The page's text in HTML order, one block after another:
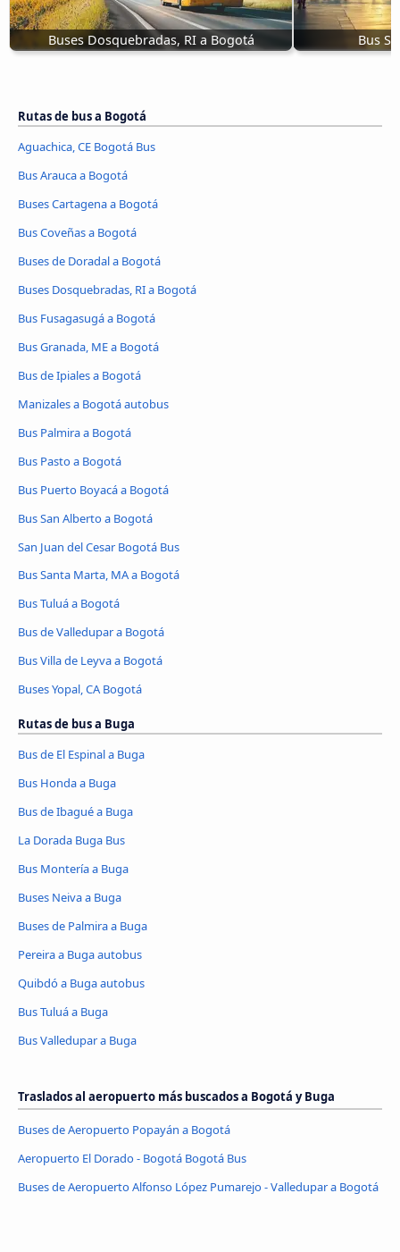
Buses Dosquebradas, RI a Bogotá Bus
Rutas de bus a Bogotá
Aguachica, CE Bogotá Bus
Bus Arauca a Bogotá
Buses Cartagena a Bogotá
Bus Coveñas a Bogotá
Buses de Doradal a Bogotá
Buses Dosquebradas, RI a Bogotá
Bus Fusagasugá a Bogotá
Bus Granada, ME a Bogotá
Bus de Ipiales a Bogotá
Manizales a Bogotá autobus
Bus Palmira a Bogotá
Bus Pasto a Bogotá
Bus Puerto Boyacá a Bogotá
Bus San Alberto a Bogotá
San Juan del Cesar Bogotá Bus
Bus Santa Marta, MA a Bogotá
Bus Tuluá a Bogotá
Bus de Valledupar a Bogotá
Bus Villa de Leyva a Bogotá
Buses Yopal, CA Bogotá
Rutas de bus a Buga
Bus de El Espinal a Buga
Bus Honda a Buga
Bus de Ibagué a Buga
La Dorada Buga Bus
Bus Montería a Buga
Buses Neiva a Buga
Buses de Palmira a Buga
Pereira a Buga autobus
Quibdó a Buga autobus
Bus Tuluá a Buga
Bus Valledupar a Buga
Traslados al aeropuerto más buscados a Bogotá y Buga
Buses de Aeropuerto Popayán a Bogotá
Aeropuerto El Dorado - Bogotá Bogotá Bus
Buses de Aeropuerto Alfonso López Pumarejo - Valledupar a Bogotá